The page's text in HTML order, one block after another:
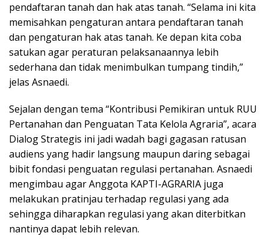
pendaftaran tanah dan hak atas tanah. “Selama ini kita
memisahkan pengaturan antara pendaftaran tanah
dan pengaturan hak atas tanah. Ke depan kita coba
satukan agar peraturan pelaksanaannya lebih
sederhana dan tidak menimbulkan tumpang tindih,”
jelas Asnaedi.
Sejalan dengan tema “Kontribusi Pemikiran untuk RUU
Pertanahan dan Penguatan Tata Kelola Agraria”, acara
Dialog Strategis ini jadi wadah bagi gagasan ratusan
audiens yang hadir langsung maupun daring sebagai
bibit fondasi penguatan regulasi pertanahan. Asnaedi
mengimbau agar Anggota KAPTI-AGRARIA juga
melakukan pratinjau terhadap regulasi yang ada
sehingga diharapkan regulasi yang akan diterbitkan
nantinya dapat lebih relevan.